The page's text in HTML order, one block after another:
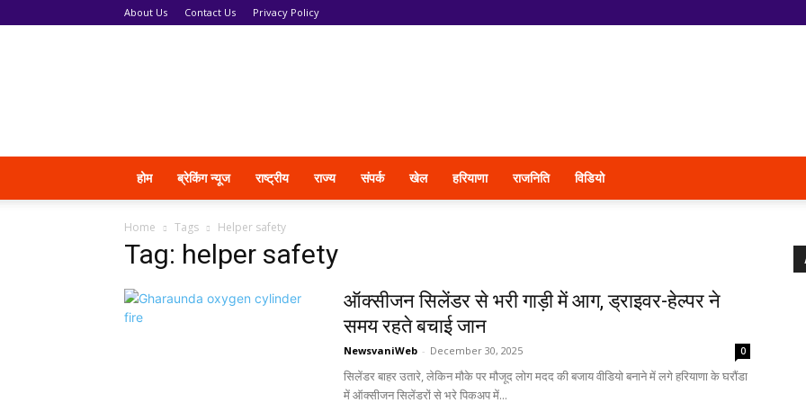
About Us Contact Us Privacy Policy
होम ब्रेकिंग न्यूज राष्ट्रीय राज्य संपर्क खेल हरियाणा राजनिति विडियो
Home Tags Helper safety
Tag: helper safety
ऑक्सीजन सिलेंडर से भरी गाड़ी में आग, ड्राइवर-हेल्पर ने
समय रहते बचाई जान
NewsvaniWeb - December 30, 2025 0
सिलेंडर बाहर उतारे, लेकिन मौके पर मौजूद लोग मदद की बजाय वीडियो बनाने में लगे हरियाणा के घरौंडा
में ऑक्सीजन सिलेंडरों से भरे पिकअप में...